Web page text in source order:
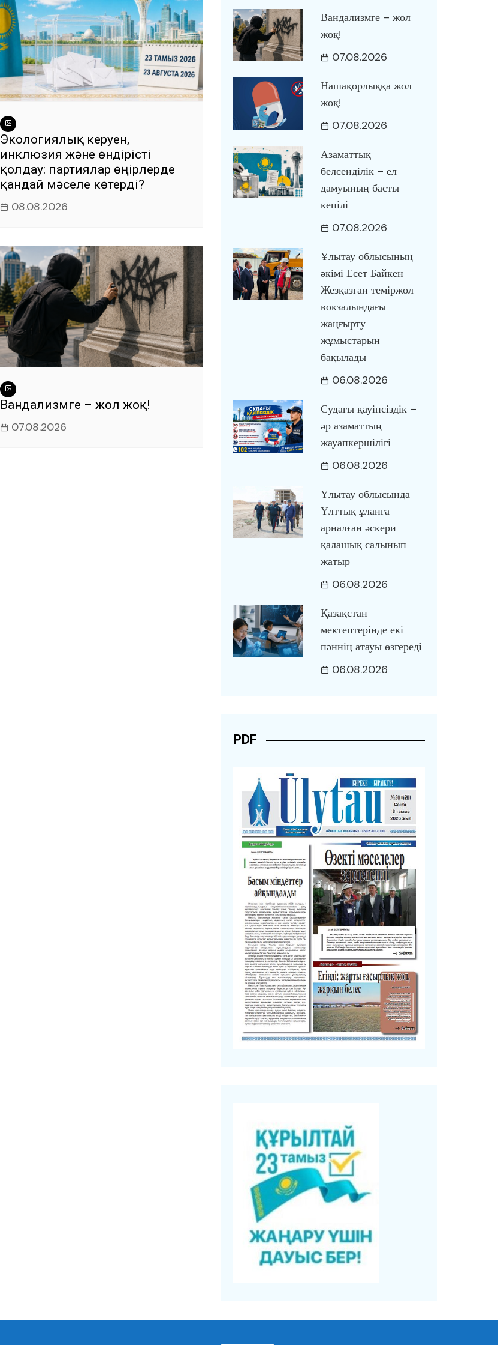
Экологиялық керуен,
инклюзия және өндірісті
қолдау: партиялар өңірлерде
қандай мәселе көтерді?
08.08.2026
Вандализмге – жол жоқ!
07.08.2026
Вандализмге – жол
жоқ!
07.08.2026
Нашақорлыққа жол
жоқ!
07.08.2026
Азаматтық
белсенділік – ел
дамуының басты
кепілі
07.08.2026
Ұлытау облысының
әкімі Есет Байкен
Жезқазған теміржол
вокзалындағы
жаңғырту
жұмыстарын
бақылады
06.08.2026
Судағы қауіпсіздік –
әр азаматтың
жауапкершілігі
06.08.2026
Ұлытау облысында
Ұлттық ұланға
арналған әскери
қалашық салынып
жатыр
06.08.2026
Қазақстан
мектептерінде екі
пәннің атауы өзгереді
06.08.2026
PDF